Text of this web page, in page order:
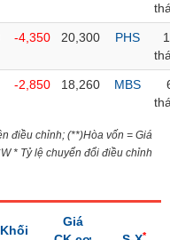
-4,350 20,300 PHS
-2,850 18,260 MBS
điều chỉnh; (**)Hòa vốn = Giá
* Tỷ lệ chuyển đổi điều chỉnh
Khối
Giá
*